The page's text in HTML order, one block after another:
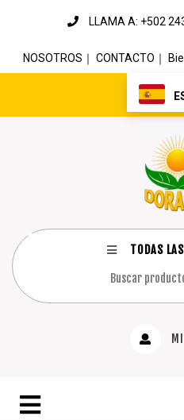
LLAMA A: +502
NOSOTROS ｜ CONTACTO ｜
TODAS